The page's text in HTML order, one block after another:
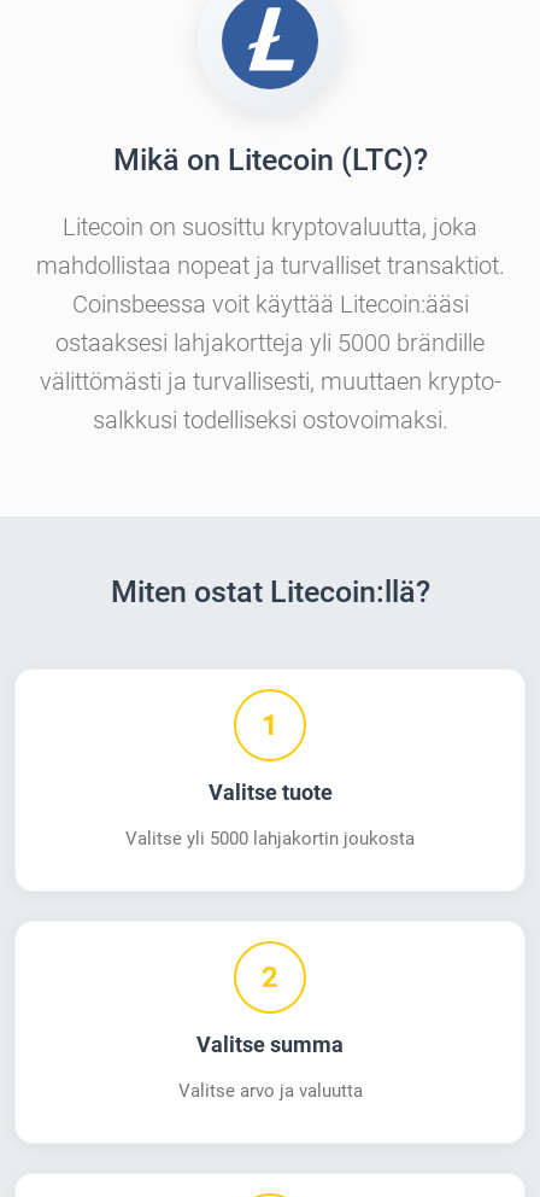
Mikä on Litecoin (LTC)?
Litecoin on suosittu kryptovaluutta, joka
mahdollistaa nopeat ja turvalliset transaktiot.
Coinsbeessa voit käyttää Litecoin:ääsi
ostaaksesi lahjakortteja yli 5000 brändille
välittömästi ja turvallisesti, muuttaen krypto-
salkkusi todelliseksi ostovoimaksi.
Miten ostat Litecoin:llä?
1
Valitse tuote
Valitse yli 5000 lahjakortin joukosta
2
Valitse summa
Valitse arvo ja valuutta